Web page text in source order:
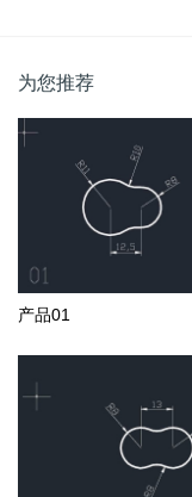
为您推荐
产品01